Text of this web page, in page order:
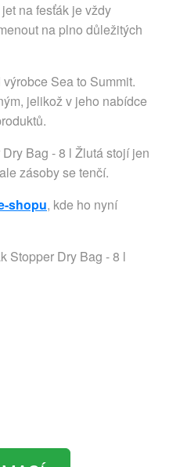
na fesťák je vždy
na plno důležitých
Sea to Summit.
jelikož v jeho nabídce
Bag - 8 l Žlutá stojí jen
zásoby se tenčí.
shopu, kde ho nyní
Stopper Dry Bag - 8 l